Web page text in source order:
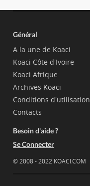
Général
A la une de Koaci
Koaci Côte d'Ivoire
Koaci Afrique
Archives Koaci
Conditions d'utilisation
Contacts
Besoin d'aide ?
Se Connecter
© 2008 - 2022 KOACI.COM